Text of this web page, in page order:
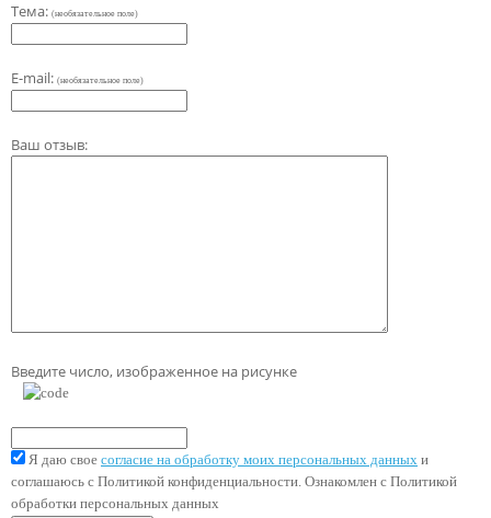
Тема: (необязательное поле)
E-mail: (необязательное поле)
Ваш отзыв:
Введите число, изображенное на рисунке
Я даю свое согласие на обработку моих персональных данных и
соглашаюсь с Политикой конфиденциальности. Ознакомлен с Политикой
обработки персональных данных